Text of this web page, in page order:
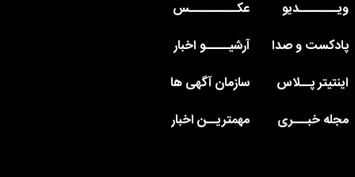
ویــــــــدیو
عکــــــــــس
پادکست و صدا
آرشیـــــو اخبار
اینتیتر پــلاس
سازمان آگهی ها
مجله خبـــری
مهمتریــن اخبار